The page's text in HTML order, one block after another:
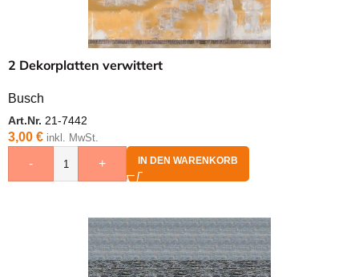
2 Dekorplatten verwittert
Busch
Art.Nr. 21-7442
3,00 € inkl. MwSt.
- + IN DEN WARENKORB